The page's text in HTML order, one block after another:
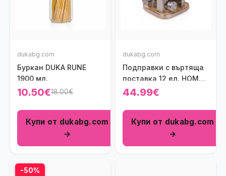
dukabg.com
Буркан DUKA RUNE
1900 мл.
10.50€18.00€
Купи от dukabg.com
→
dukabg.com
Подправки с въртяща
поставка 12 ел. HOMLA
MONROY
44.99€
Купи от dukabg.com
→
-50%